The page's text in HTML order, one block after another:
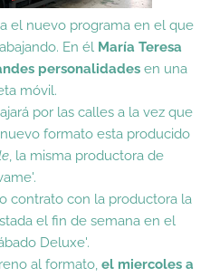
el nuevo programa en el que
En él María Teresa
personalidades en una
móvil.
por las calles a la vez que
formato esta producido
, la misma productora de
contrato con la productora la
el fin de semana en el
Deluxe'.
al formato, el miercoles a